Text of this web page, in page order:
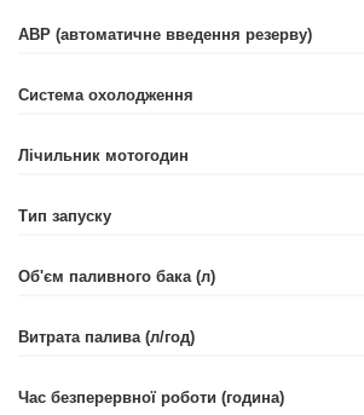
АВР (автоматичне введення резерву)
Система охолодження
Лічильник мотогодин
Тип запуску
Об'єм паливного бака (л)
Витрата палива (л/год)
Час безперервної роботи (година)